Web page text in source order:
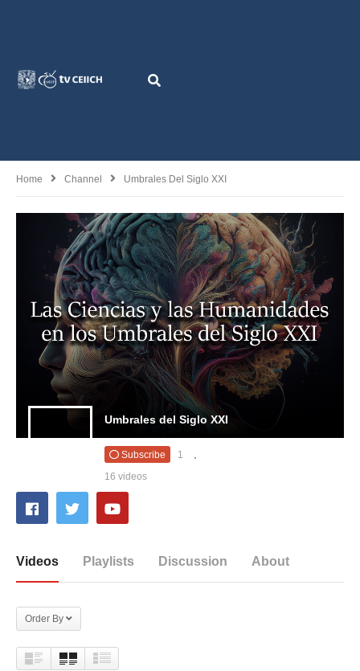
Home Channel Umbrales Del Siglo XXI
Umbrales del Siglo XXI
Subscribe
1
16 videos
Videos Playlists Discussion About
Order By